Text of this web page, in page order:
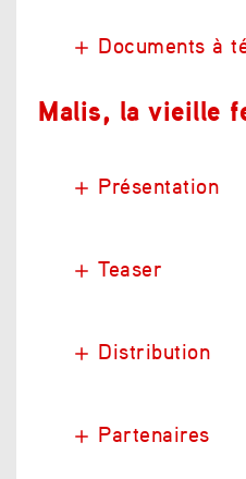
Documents à
Malis, la vieille
Présentation
Teaser
Distribution
Partenaires